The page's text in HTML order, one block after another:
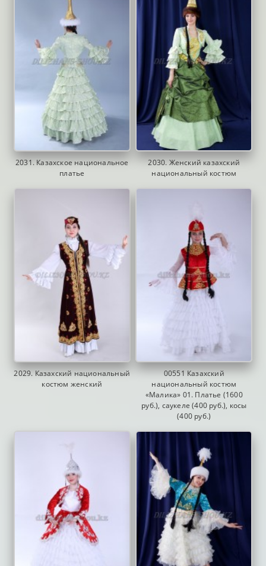
2031. Казахское национальное
платье
2030. Женский казахский
национальный костюм
2029. Казахский национальный
костюм женский
00551 Казахский
национальный костюм
«Малика» 01. Платье (1600
руб.), саукеле (400 руб.), косы
(400 руб.)